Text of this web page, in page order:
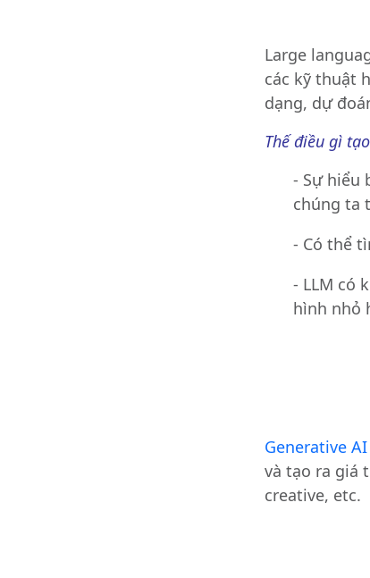
Large
các kỹ thuật
dạng, dự
Thế điều gì
- Sự hiểu
chúng ta
- Có thể
- LLM có
hình nhỏ
Generative AI
và tạo ra giá
creative, etc.